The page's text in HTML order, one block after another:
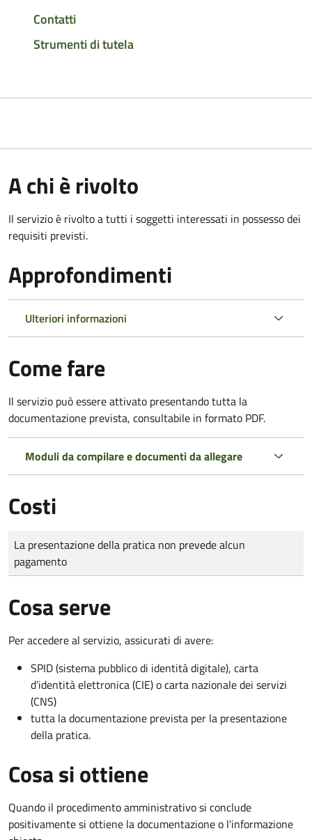
Contatti
Strumenti di tutela
A chi è rivolto
Il servizio è rivolto a tutti i soggetti interessati in possesso dei
requisiti previsti.
Approfondimenti
Ulteriori informazioni
Come fare
Il servizio può essere attivato presentando tutta la
documentazione prevista, consultabile in formato PDF.
Moduli da compilare e documenti da allegare
Costi
Tipo di pagamento
Importo
La presentazione della pratica non prevede alcun
pagamento
Cosa serve
Per accedere al servizio, assicurati di avere:
SPID (sistema pubblico di identità digitale), carta
d’identità elettronica (CIE) o carta nazionale dei servizi
(CNS)
tutta la documentazione prevista per la presentazione
della pratica.
Cosa si ottiene
Quando il procedimento amministrativo si conclude
positivamente si ottiene la documentazione o l'informazione